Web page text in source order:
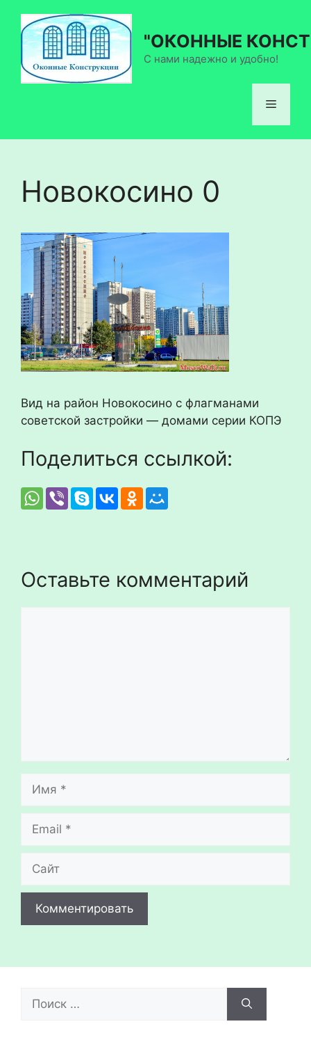
содержимому
"ОКОННЫЕ
С нами надежно и удобно!
Меню
Новокосино 0
Вид на район Новокосино с флагманами
советской застройки — домами серии КОПЭ
Поделиться ссылкой:
Оставьте комментарий
Имя
Email
Сайт
Поиск: